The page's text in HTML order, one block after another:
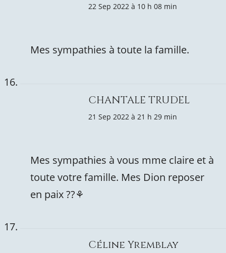
22 Sep 2022 à 10 h 08 min
Mes sympathies à toute la famille.
CHANTALE TRUDEL
21 Sep 2022 à 21 h 29 min
Mes sympathies à vous mme claire et à
toute votre famille. Mes Dion reposer
en paix ??⚘️
Céline Yremblay